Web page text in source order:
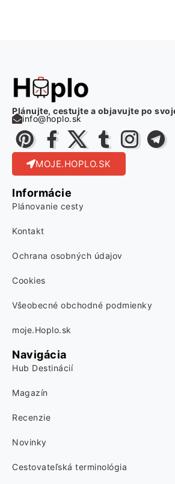
Plánujte, cestujte a objavujte po
info@hoplo.sk
MOJE.HOPLO.SK
Informácie
Plánovanie cesty
Kontakt
Ochrana osobných údajov
Cookies
Všeobecné obchodné podmienky
moje.Hoplo.sk
Navigácia
Hub Destinácií
Magazín
Recenzie
Novinky
Cestovateľská terminológia